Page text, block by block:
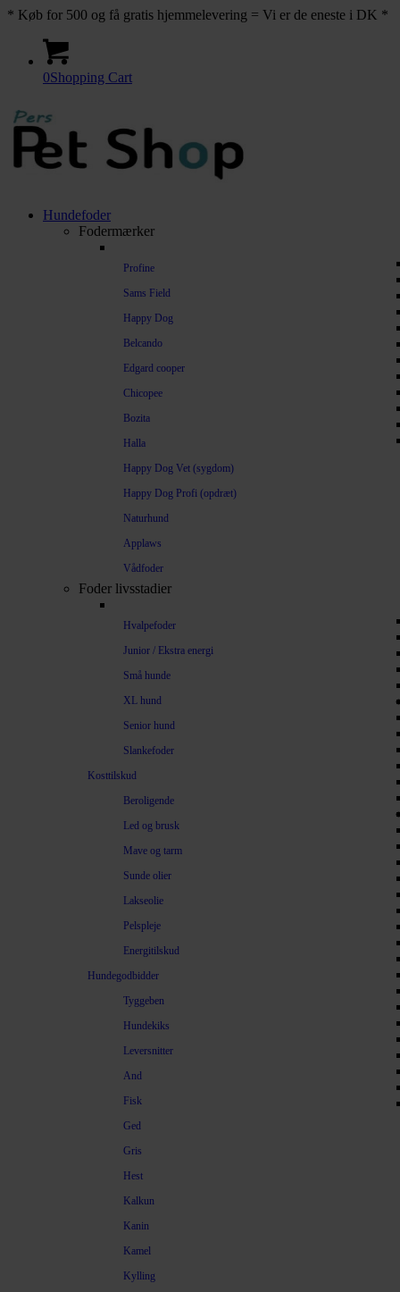
* Køb for 500 og få gratis hjemmelevering = Vi er de eneste i DK *
0Shopping Cart
Hundefoder
Fodermærker
Profine
Sams Field
Happy Dog
Belcando
Edgard cooper
Chicopee
Bozita
Halla
Happy Dog Vet (sygdom)
Happy Dog Profi (opdræt)
Naturhund
Applaws
Vådfoder
Foder livsstadier
Hvalpefoder
Junior / Ekstra energi
Små hunde
XL hund
Senior hund
Slankefoder
Kosttilskud
Beroligende
Led og brusk
Mave og tarm
Sunde olier
Lakseolie
Pelspleje
Energitilskud
Hundegodbidder
Tyggeben
Hundekiks
Leversnitter
And
Fisk
Ged
Gris
Hest
Kalkun
Kanin
Kamel
Kylling